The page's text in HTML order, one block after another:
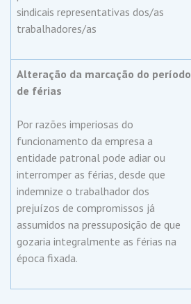
sindicais representativas dos/as
trabalhadores/as
Alteração da marcação do período
de férias
Por razões imperiosas do
funcionamento da empresa a
entidade patronal pode adiar ou
interromper as férias, desde que
indemnize o trabalhador dos
prejuízos de compromissos já
assumidos na pressuposição de que
gozaria integralmente as férias na
época fixada.